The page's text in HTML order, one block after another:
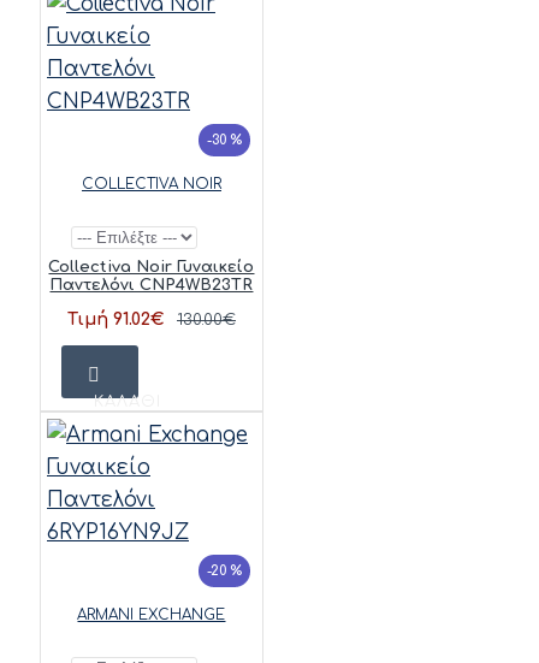
-30 %
COLLECTIVA NOIR
Collectiva Noir Γυναικείο
Παντελόνι CNP4WB23TR
Τιμή 91.02€ 130.00€
ΚΑΛΆΘΙ
-20 %
ARMANI EXCHANGE